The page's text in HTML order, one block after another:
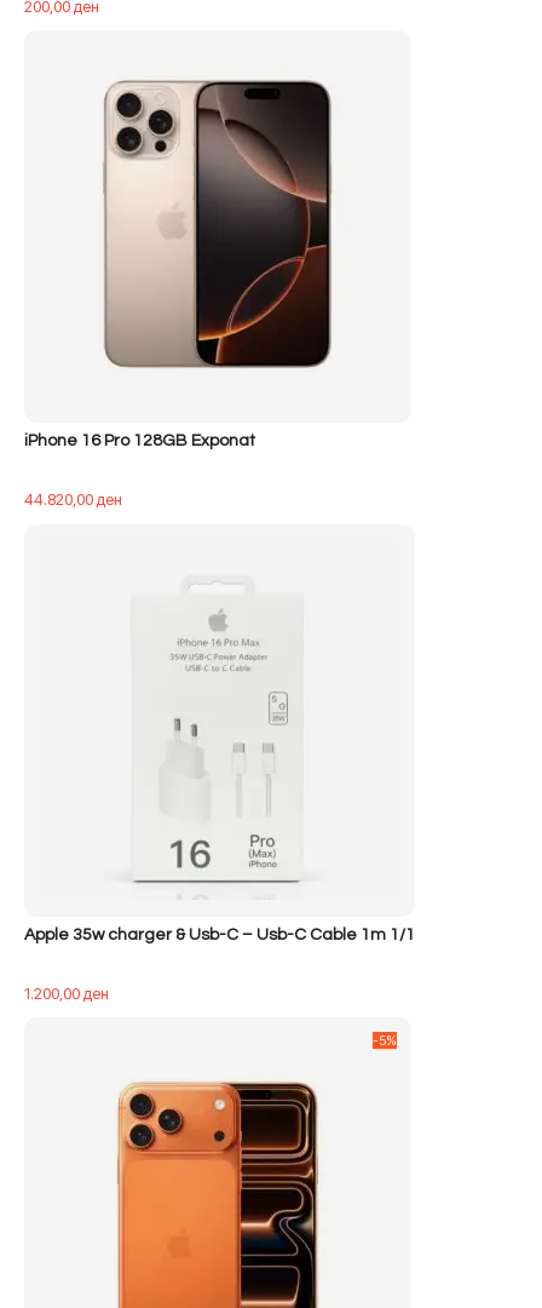
200,00ден
iPhone 16 Pro 128GB Exponat
44.820,00ден
Apple 35w charger & Usb-C – Usb-C Cable 1m 1/1
1.200,00ден
-5%